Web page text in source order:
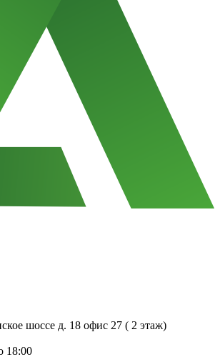
шоссе д. 18 офис 27 ( 2 этаж)
18:00